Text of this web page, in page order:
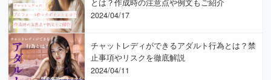
とは？作成時の注意点や例文もご紹介
2024/04/17
チャットレディができるアダルト行為とは？禁
止事項やリスクを徹底解説
2024/04/11